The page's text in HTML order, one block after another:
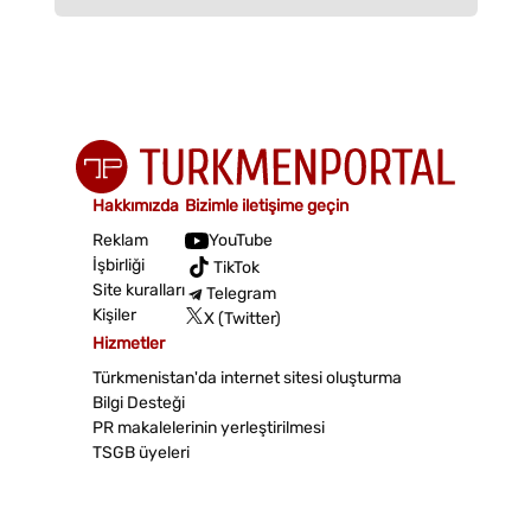
Hakkımızda
Reklam
İşbirliği
Site kuralları
Kişiler
Bizimle iletişime geçin
YouTube
TikTok
Telegram
X (Twitter)
Hizmetler
Türkmenistan'da internet sitesi oluşturma
Bilgi Desteği
PR makalelerinin yerleştirilmesi
TSGB üyeleri